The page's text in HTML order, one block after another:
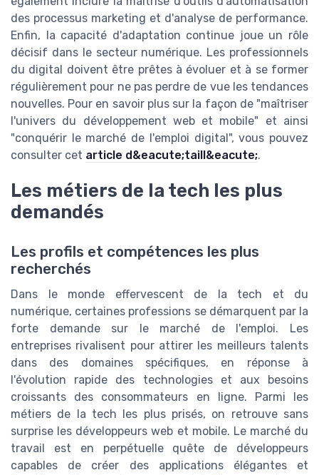
des processus marketing et d'analyse de performance.
Enfin, la capacité d'adaptation continue joue un rôle
décisif dans le secteur numérique. Les professionnels
du digital doivent être prêtes à évoluer et à se former
régulièrement pour ne pas perdre de vue les tendances
nouvelles. Pour en savoir plus sur la façon de "maîtriser
l'univers du développement web et mobile" et ainsi
"conquérir le marché de l'emploi digital", vous pouvez
consulter cet article d&eacute;taill&eacute;.
Les métiers de la tech les plus
demandés
Les profils et compétences les plus
recherchés
Dans le monde effervescent de la tech et du
numérique, certaines professions se démarquent par la
forte demande sur le marché de l'emploi. Les
entreprises rivalisent pour attirer les meilleurs talents
dans des domaines spécifiques, en réponse à
l'évolution rapide des technologies et aux besoins
croissants des consommateurs en ligne. Parmi les
métiers de la tech les plus prisés, on retrouve sans
surprise les développeurs web et mobile. Le marché du
travail est en perpétuelle quête de développeurs
capables de créer des applications élégantes et